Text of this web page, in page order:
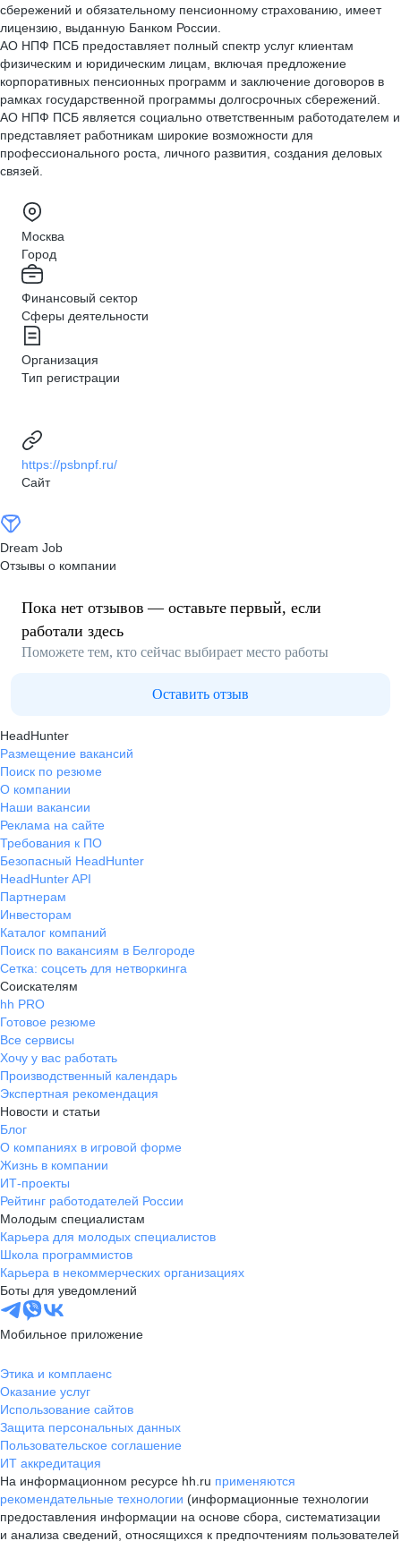
сбережений и обязательному пенсионному страхованию, имеет
лицензию, выданную Банком России.
АО НПФ ПСБ предоставляет полный спектр услуг клиентам
физическим и юридическим лицам, включая предложение
корпоративных пенсионных программ и заключение договоров в
рамках государственной программы долгосрочных сбережений.
АО НПФ ПСБ является социально ответственным работодателем и
представляет работникам широкие возможности для
профессионального роста, личного развития, создания деловых
связей.
Москва
Город
Финансовый сектор
Сферы деятельности
Организация
Тип регистрации
https://psbnpf.ru/
Сайт
Dream Job
Отзывы о компании
Пока нет отзывов — оставьте первый, если
работали здесь
Поможете тем, кто сейчас выбирает место работы
Оставить отзыв
HeadHunter
Размещение вакансий
Поиск по резюме
О компании
Наши вакансии
Реклама на сайте
Требования к ПО
Безопасный HeadHunter
HeadHunter API
Партнерам
Инвесторам
Каталог компаний
Поиск по вакансиям в Белгороде
Сетка: соцсеть для нетворкинга
Соискателям
hh PRO
Готовое резюме
Все сервисы
Хочу у вас работать
Производственный календарь
Экспертная рекомендация
Новости и статьи
Блог
О компаниях в игровой форме
Жизнь в компании
ИТ-проекты
Рейтинг работодателей России
Молодым специалистам
Карьера для молодых специалистов
Школа программистов
Карьера в некоммерческих организациях
Боты для уведомлений
Мобильное приложение
Этика и комплаенс
Оказание услуг
Использование сайтов
Защита персональных данных
Пользовательское соглашение
ИТ аккредитация
На информационном ресурсе hh.ru применяются
рекомендательные технологии (информационные технологии
предоставления информации на основе сбора, систематизации
и анализа сведений, относящихся к предпочтениям пользователей